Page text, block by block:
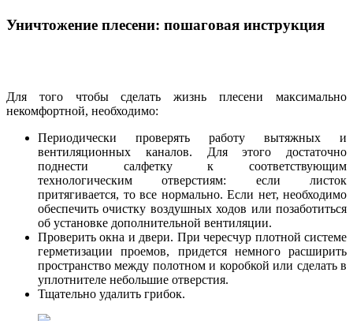
Уничтожение плесени: пошаговая инструкция
Для того чтобы сделать жизнь плесени максимально
некомфортной, необходимо:
Периодически проверять работу вытяжных и
вентиляционных каналов. Для этого достаточно
поднести салфетку к соответствующим
технологическим отверстиям: если листок
притягивается, то все нормально. Если нет, необходимо
обеспечить очистку воздушных ходов или позаботиться
об установке дополнительной вентиляции.
Проверить окна и двери. При чересчур плотной системе
герметизации проемов, придется немного расширить
пространство между полотном и коробкой или сделать в
уплотнителе небольшие отверстия.
Тщательно удалить грибок.